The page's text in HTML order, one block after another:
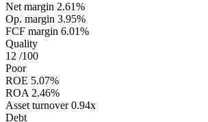
Net margin 2.61%
Op. margin 3.95%
FCF margin 6.01%
Quality
12 /100
Poor
ROE 5.07%
ROA 2.46%
Asset turnover 0.94x
Debt